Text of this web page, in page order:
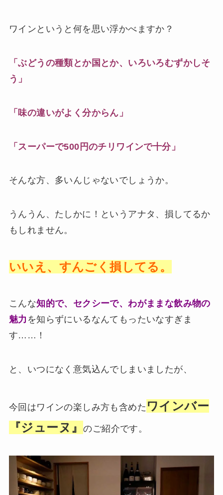
ワインというと何を思い浮かべますか？
「ぶどうの種類とか国とか、いろいろむずかしそ
う」
「味の違いがよく分からん」
「スーパーで500円のチリワインで十分」
そんな方、多いんじゃないでしょうか。
うんうん、たしかに！というアナタ、損してるか
もしれません。
いいえ、すんごく損してる。
こんな知的で、セクシーで、わがままな飲み物の
魅力 を知らずにいるなんてもったいなすぎま
す……！
と、いつになく意気込んでしまいましたが、
今回はワインの楽しみ方も含めた ワインバー
『ジューヌ』のご紹介です。